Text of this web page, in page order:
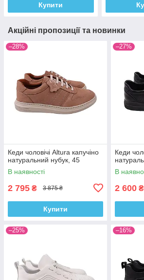
Купити
Акційні пропозиції та новинки
–28%
Кеди чоловічі Altura капучіно
натуральний нубук, 45
В наявності
2 795 ₴ 3 875 ₴
Купити
–27%
Кеди
В
2 600 ₴
–25% –16%